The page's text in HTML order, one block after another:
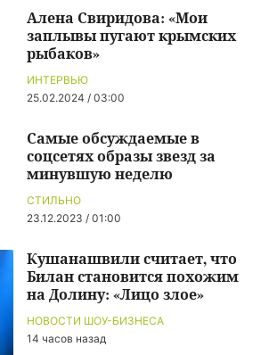
ИНТЕРВЬЮ
25.02.2024 / 03:00
Алена Свиридова: «Мои
заплывы пугают крымских
рыбаков»
СТИЛЬНО
23.12.2023 / 01:00
Самые обсуждаемые в
соцсетях образы звезд за
минувшую неделю
НОВОСТИ ШОУ-БИЗНЕСА
14 часов назад
Кушанашвили считает, что
Билан становится похожим
на Долину: «Лицо злое»